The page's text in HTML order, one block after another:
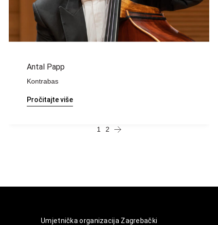
Antal Papp
Kontrabas
Pročitajte više
1 2
Umjetnička organizacija Zagrebački